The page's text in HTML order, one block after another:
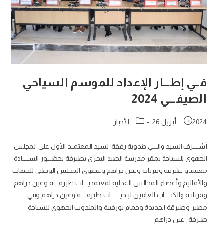
فــي إطـــار الإعداد للموسم السياحي
الصيفـــي 2024
Post
2024 أبريل 26
Post
الأخبار
أشــــرف السيد والـــي جندوبة رفقة السيد المعتمــد الأول على المجلس
الجهوي للسياحة بمقر مدرسة الصيد البحري بطبرقة بحضـــور الســــادة
معتمدو طبرقة وفرنانة وعين دراهم وعضوي المجلس الوطني للجهات
والأقاليم وأعضاء المجالس المحلية لمعتمديـــات طبرقــــة وعين دراهم
وفرنانـة والكتــــاب العامين لبلديــــــات طبرقــــة وعين دراهم وبني
مطير وطبرقة الجديدة وحمام بورقيبة والمندوب الجهوي للسياحة
طبرقة -عين دراهم